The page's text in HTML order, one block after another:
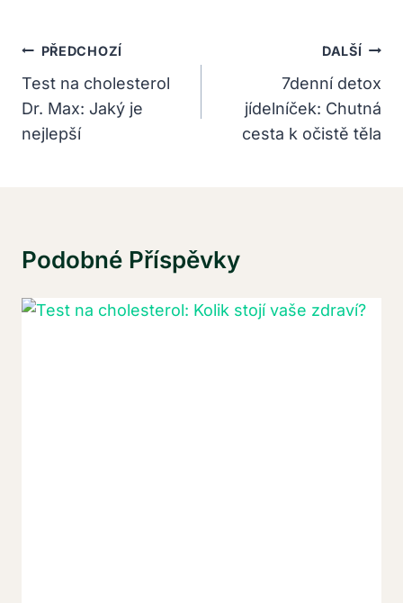
Navigace
Pro
Příspěvek
PŘEDCHOZÍ
Test na cholesterol
Dr. Max: Jaký je
nejlepší
DALŠÍ
7denní detox
jídelníček: Chutná
cesta k očistě těla
Podobné Příspěvky